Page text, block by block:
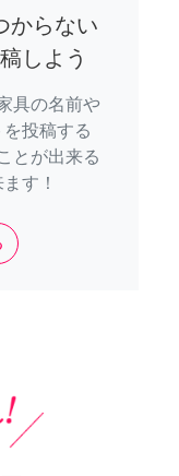
からない
しよう
具の名前や
投稿する
とが出来る
す！